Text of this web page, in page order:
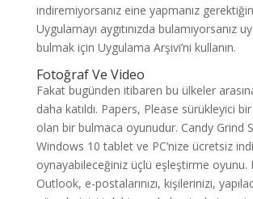
indiremiyorsanız eine yapmanız
Uygulamayı aygıtınızda bulamıyorsanız
bulmak için Uygulama Arşivi’ni kullanın.
Fotoğraf Ve Video
Fakat bugünden itibaren bu ülkeler
daha katıldı. Papers, Please sürükleyici
olan bir bulmaca oyunudur. Candy Grind
Windows 10 tablet ve PC’nize ücretsiz
oynayabileceğiniz üçlü eşleştirme
Outlook, e-postalarınızı, kişilerinizi,